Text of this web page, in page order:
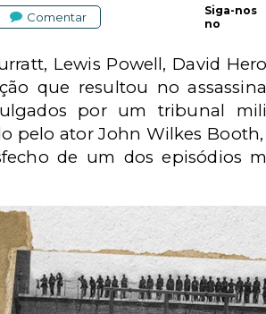
Comentar
Siga-nos
no
Lewis Powell, David
que resultou no
por um tribunal
pelo ator John Wilkes
de um dos episódios